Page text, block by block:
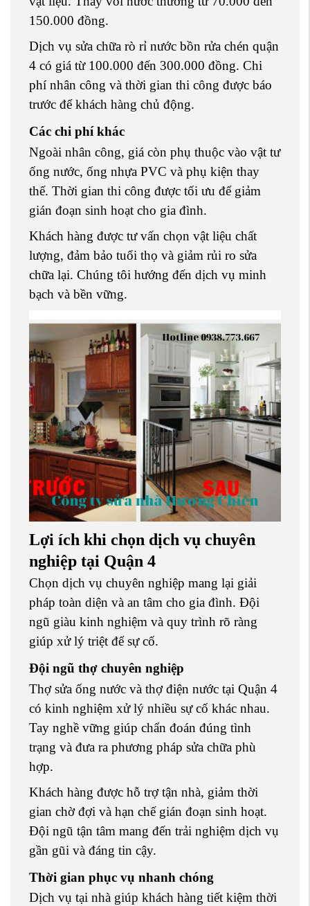
150.000 đồng.
Dịch vụ sửa chữa rò rỉ nước bồn rửa chén quận
4 có giá từ 100.000 đến 300.000 đồng. Chi
phí nhân công và thời gian thi công được báo
trước để khách hàng chủ động.
Các chi phí khác
Ngoài nhân công, giá còn phụ thuộc vào vật tư
ống nước, ống nhựa PVC và phụ kiện thay
thế. Thời gian thi công được tối ưu để giảm
gián đoạn sinh hoạt cho gia đình.
Khách hàng được tư vấn chọn vật liệu chất
lượng, đảm bảo tuổi thọ và giảm rủi ro sửa
chữa lại. Chúng tôi hướng đến dịch vụ minh
bạch và bền vững.
Lợi ích khi chọn dịch vụ chuyên
nghiệp tại Quận 4
Chọn dịch vụ chuyên nghiệp mang lại giải
pháp toàn diện và an tâm cho gia đình. Đội
ngũ giàu kinh nghiệm và quy trình rõ ràng
giúp xử lý triệt để sự cố.
Đội ngũ thợ chuyên nghiệp
Thợ sửa ống nước và thợ điện nước tại Quận 4
có kinh nghiệm xử lý nhiều sự cố khác nhau.
Tay nghề vững giúp chẩn đoán đúng tình
trạng và đưa ra phương pháp sửa chữa phù
hợp.
Khách hàng được hỗ trợ tận nhà, giảm thời
gian chờ đợi và hạn chế gián đoạn sinh hoạt.
Đội ngũ tận tâm mang đến trải nghiệm dịch vụ
gần gũi và đáng tin cậy.
Thời gian phục vụ nhanh chóng
Dịch vụ tại nhà giúp khách hàng tiết kiệm thời